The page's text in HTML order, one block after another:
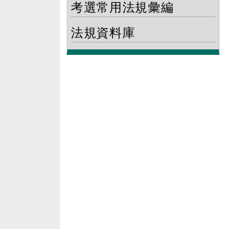
考選常用法規彙編
法規資料庫